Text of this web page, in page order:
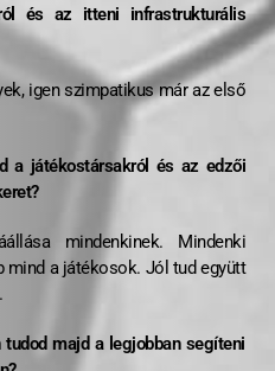
és az itteni infrastrukturális
igen szimpatikus már az első
a játékostársakról és az edzői
mindenkinek. Mindenki
mind a játékosok. Jól tud együtt
majd a legjobban segíteni